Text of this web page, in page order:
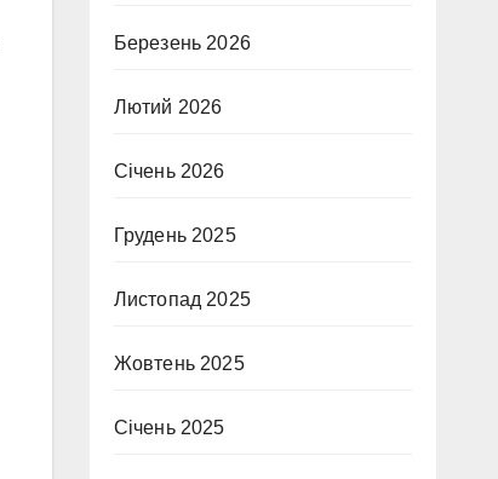
Березень 2026
Лютий 2026
Січень 2026
Грудень 2025
Листопад 2025
Жовтень 2025
Січень 2025